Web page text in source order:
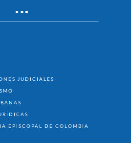
JUDICIALES
EPISCOPAL DE COLOMBIA